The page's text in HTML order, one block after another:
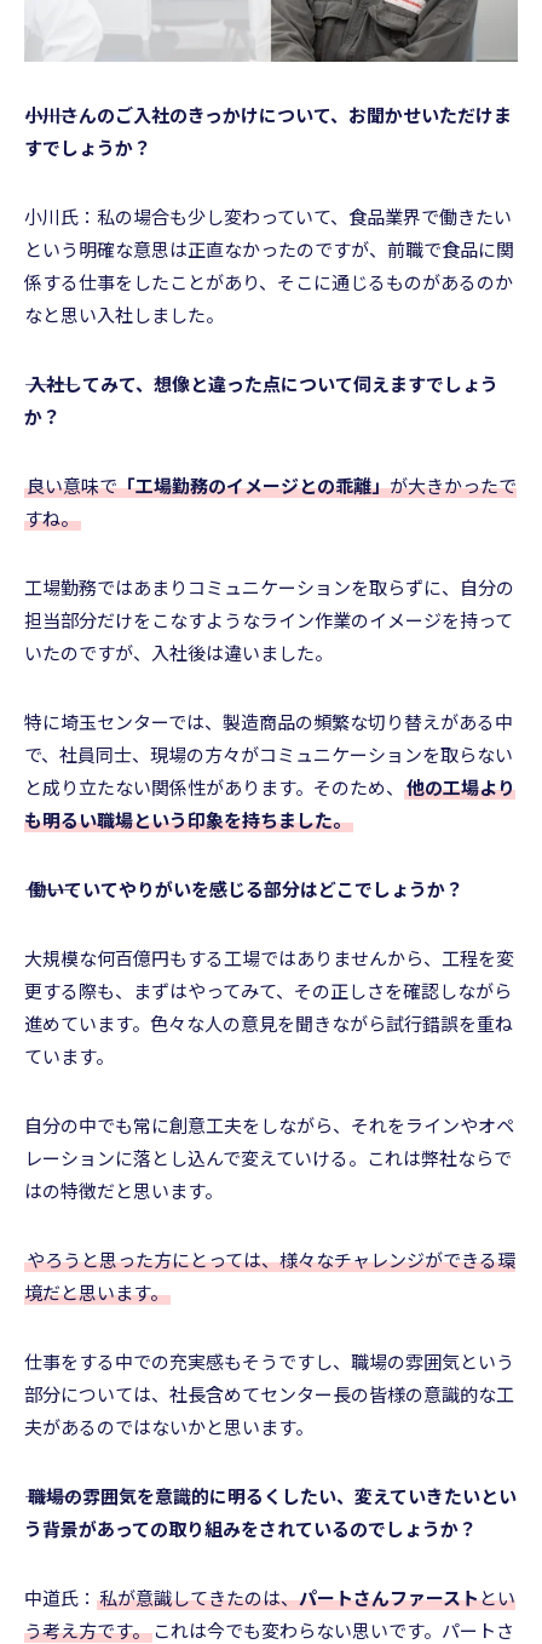
―――小川さんのご入社のきっかけについて、お聞かせいただけま
すでしょうか？
小川氏：私の場合も少し変わっていて、食品業界で働きたい
という明確な意思は正直なかったのですが、前職で食品に関
係する仕事をしたことがあり、そこに通じるものがあるのか
なと思い入社しました。
――― 入社してみて、想像と違った点について伺えますでしょう
か？
良い意味で「工場勤務のイメージとの乖離」が大きかったで
すね。
工場勤務ではあまりコミュニケーションを取らずに、自分の
担当部分だけをこなすようなライン作業のイメージを持って
いたのですが、入社後は違いました。
特に埼玉センターでは、製造商品の頻繁な切り替えがある中
で、社員同士、現場の方々がコミュニケーションを取らない
と成り立たない関係性があります。そのため、 他の工場より
も明るい職場という印象を持ちました。
――― 働いていてやりがいを感じる部分はどこでしょうか？
大規模な何百億円もする工場ではありませんから、工程を変
更する際も、まずはやってみて、その正しさを確認しながら
進めています。色々な人の意見を聞きながら試行錯誤を重ね
ています。
自分の中でも常に創意工夫をしながら、それをラインやオペ
レーションに落とし込んで変えていける。これは弊社ならで
はの特徴だと思います。
やろうと思った方にとっては、様々なチャレンジができる環
境だと思います。
仕事をする中での充実感もそうですし、職場の雰囲気という
部分については、社長含めてセンター長の皆様の意識的な工
夫があるのではないかと思います。
――― 職場の雰囲気を意識的に明るくしたい、変えていきたいとい
う背景があっての取り組みをされているのでしょうか？
中道氏： 私が意識してきたのは、パートさんファーストとい
う考え方です。これは今でも変わらない思いです。パートさ